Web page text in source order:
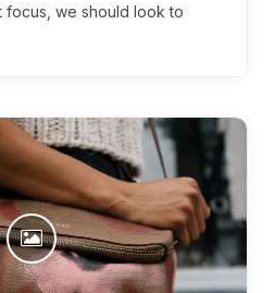
we should look to